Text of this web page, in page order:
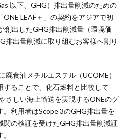
以下、GHG）排出量削減のための
LEAF＋」の契約をアジアで初
創出したGHG排出削減量（環境価
排出量削減に取り組むお客様へ割り
食油メチルエステル（UCOME）
することで、化石燃料と比較して
さしい海上輸送を実現するONEのグ
。利用者はScope 3のGHG排出量を
関の検証を受けたGHG排出量削減証